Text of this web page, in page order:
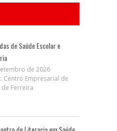
de Saúde Escolar e
de 2026
Centro Empresarial de
de Ferreira